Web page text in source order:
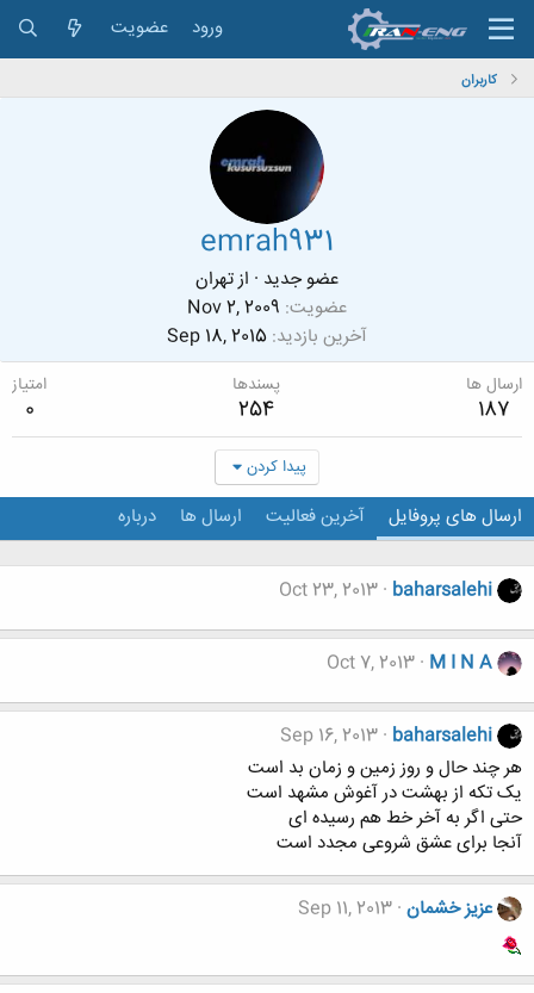
ورود عضویت
کاربران
emrah931
عضو جدید · ازتهران
عضویت Nov 2, 2009
آخرین بازدید Sep 18, 2015
ارسال ها
187
پسندها
254
امتیاز
0
پیدا کردن
ارسال های پروفایل آخرین فعالیت ارسال ها درباره
baharsalehi
Oct 23, 2013
M I N A
Oct 7, 2013
baharsalehi
Sep 16, 2013
هر چند حال و روز زمین و زمان بد است
یک تکه از بهشت در آغوش مشهد است
حتی اگر به آخر خط هم رسیده ای
آنجا برای عشق شروعی مجدد است
عزيز خشمان Sep 11, 2013